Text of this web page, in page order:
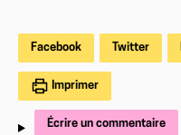
Facebook Twitter
Imprimer
Écrire un commentaire